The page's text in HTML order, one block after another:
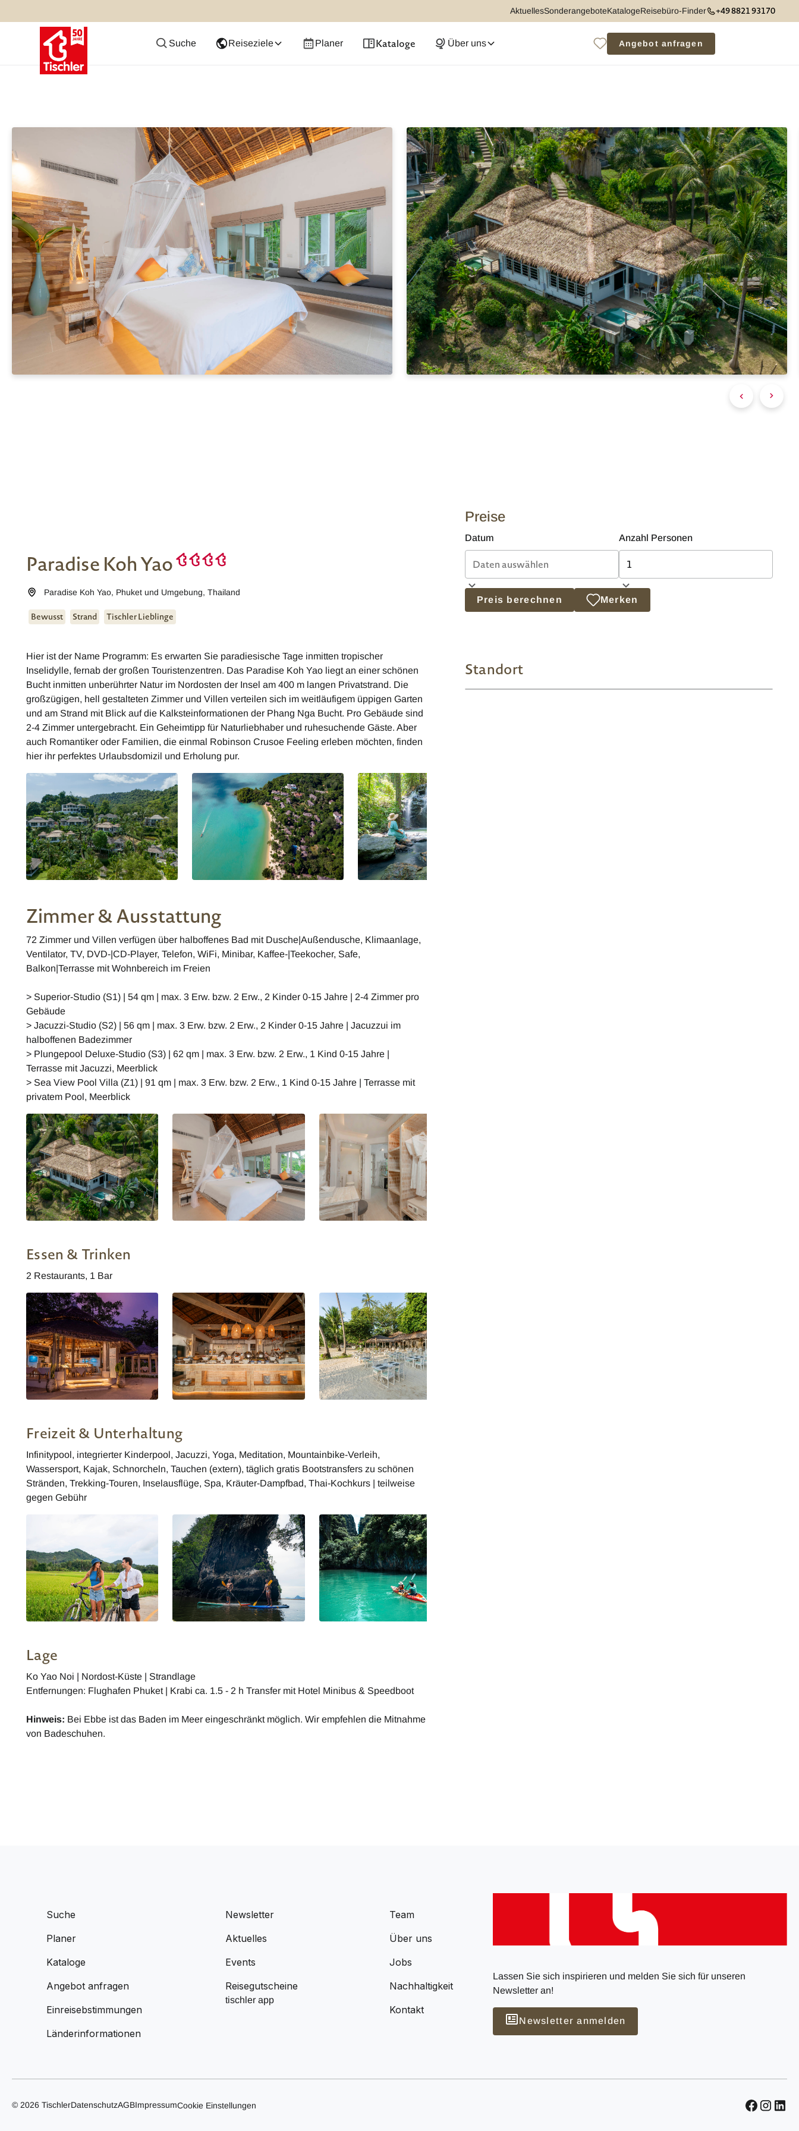
AktuellesSonderangeboteKatalogeReisebüro-Finder +49 8821 93170
Suche Reiseziele Planer Kataloge Über uns Angebot anfragen
Paradise Koh Yao
Paradise Koh Yao, Phuket und Umgebung,Thailand
Bewusst Strand Tischler Lieblinge
Hier ist der Name Programm: Es erwarten Sie paradiesische Tage inmitten tropischer
Inselidylle, fernab der großen Touristenzentren. Das Paradise Koh Yao liegt an einer schönen
Bucht inmitten unberührter Natur im Nordosten der Insel am 400 m langen Privatstrand. Die
großzügigen, hell gestalteten Zimmer und Villen verteilen sich im weitläufigem üppigen Garten
und am Strand mit Blick auf die Kalksteinformationen der Phang Nga Bucht. Pro Gebäude sind
2-4 Zimmer untergebracht. Ein Geheimtipp für Naturliebhaber und ruhesuchende Gäste. Aber
auch Romantiker oder Familien, die einmal Robinson Crusoe Feeling erleben möchten, finden
hier ihr perfektes Urlaubsdomizil und Erholung pur.
Zimmer & Ausstattung
72 Zimmer und Villen verfügen über halboffenes Bad mit Dusche|Außendusche, Klimaanlage,
Ventilator, TV, DVD-|CD-Player, Telefon, WiFi, Minibar, Kaffee-|Teekocher, Safe,
Balkon|Terrasse mit Wohnbereich im Freien
> Superior-Studio (S1) | 54 qm | max. 3 Erw. bzw. 2 Erw., 2 Kinder 0-15 Jahre | 2-4 Zimmer pro
Gebäude
> Jacuzzi-Studio (S2) | 56 qm | max. 3 Erw. bzw. 2 Erw., 2 Kinder 0-15 Jahre | Jacuzzui im
halboffenen Badezimmer
> Plungepool Deluxe-Studio (S3) | 62 qm | max. 3 Erw. bzw. 2 Erw., 1 Kind 0-15 Jahre |
Terrasse mit Jacuzzi, Meerblick
> Sea View Pool Villa (Z1) | 91 qm | max. 3 Erw. bzw. 2 Erw., 1 Kind 0-15 Jahre | Terrasse mit
privatem Pool, Meerblick
Essen & Trinken
2 Restaurants, 1 Bar
Freizeit & Unterhaltung
Infinitypool, integrierter Kinderpool, Jacuzzi, Yoga, Meditation, Mountainbike-Verleih,
Wassersport, Kajak, Schnorcheln, Tauchen (extern), täglich gratis Bootstransfers zu schönen
Stränden, Trekking-Touren, Inselausflüge, Spa, Kräuter-Dampfbad, Thai-Kochkurs | teilweise
gegen Gebühr
Lage
Ko Yao Noi | Nordost-Küste | Strandlage
Entfernungen: Flughafen Phuket | Krabi ca. 1.5 - 2 h Transfer mit Hotel Minibus & Speedboot
Hinweis: Bei Ebbe ist das Baden im Meer eingeschränkt möglich. Wir empfehlen die Mitnahme
von Badeschuhen.
Preise
Datum Anzahl Personen
Preis berechnen Merken
Standort
Suche
Planer
Kataloge
Angebot anfragen
Einreisebstimmungen
Länderinformationen
Newsletter
Aktuelles
Events
Reisegutscheine
tischler app
Team
Über uns
Jobs
Nachhaltigkeit
Kontakt
Lassen Sie sich inspirieren und melden Sie sich für unseren
Newsletter an!
Newsletter anmelden
© 2026 TischlerDatenschutzAGBImpressumCookie Einstellungen